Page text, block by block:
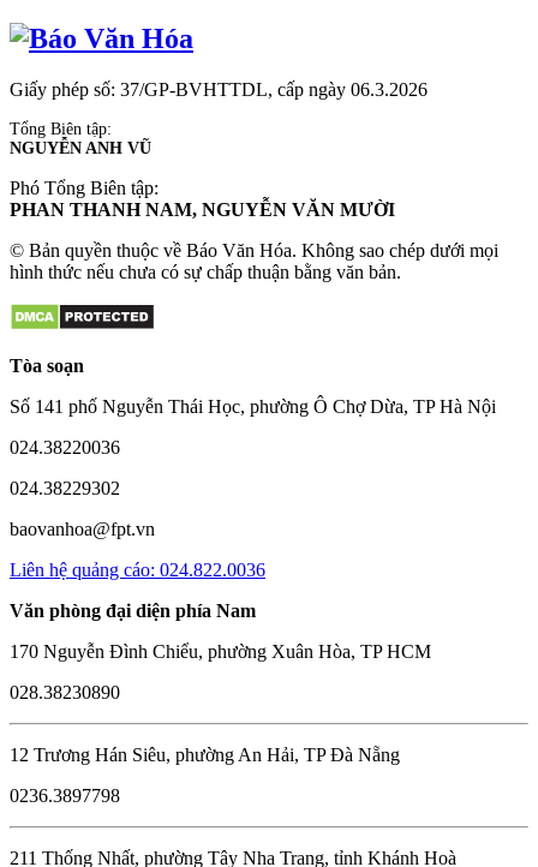
Giấy phép số: 37/GP-BVHTTDL, cấp ngày 06.3.2026
Tổng Biên tập:
NGUYỄN ANH VŨ
Phó Tổng Biên tập:
PHAN THANH NAM, NGUYỄN VĂN MƯỜI
© Bản quyền thuộc về Báo Văn Hóa. Không sao chép dưới mọi
hình thức nếu chưa có sự chấp thuận bằng văn bản.
Tòa soạn
Số 141 phố Nguyễn Thái Học, phường Ô Chợ Dừa, TP Hà Nội
024.38220036
024.38229302
baovanhoa@fpt.vn
Liên hệ quảng cáo: 024.822.0036
Văn phòng đại diện phía Nam
170 Nguyễn Đình Chiểu, phường Xuân Hòa, TP HCM
028.38230890
12 Trương Hán Siêu, phường An Hải, TP Đà Nẵng
0236.3897798
211 Thống Nhất, phường Tây Nha Trang, tỉnh Khánh Hoà